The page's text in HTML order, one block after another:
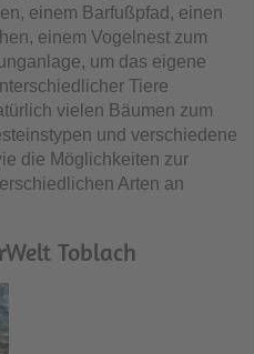
einem Barfußpfad, einen
einem Vogelnest zum
um das eigene
Tiere
vielen Bäumen zum
und verschiedene
die Möglichkeiten zur
Arten an
Toblach